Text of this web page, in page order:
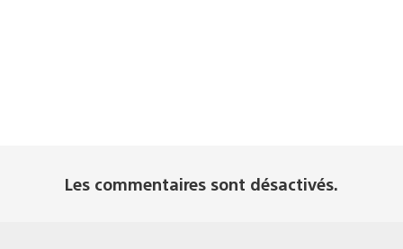
Les commentaires sont désactivés.